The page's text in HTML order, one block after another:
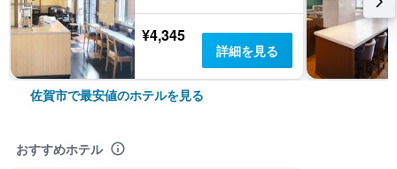
¥4,345
詳細を見る
佐賀市で最安値のホテルを見る
おすすめホテル